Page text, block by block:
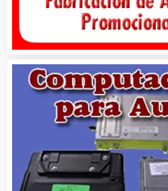
Artículos Personales
Artículos Publicitarios
Aseguradoras
Asesores Técnicos
Asesoría Fiscal